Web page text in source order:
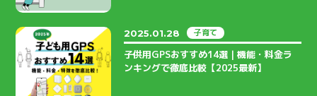
2025.01.28 子育て
子供用GPSおすすめ14選｜機能・料金ラ
ンキングで徹底比較【2025最新】